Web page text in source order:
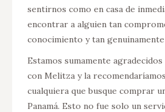
sentirnos como en casa de
encontrar a alguien tan
conocimiento y tan
Estamos sumamente
con Melitza y la
cualquiera que busque comprar
Panamá. Esto no fue solo un